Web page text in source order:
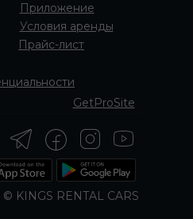
Условия аренды
GetProSite
Прайс-лист
Приложение
© KINGS RENTAL CARS